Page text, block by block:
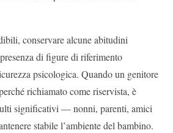
conservare alcune abitudini
di figure di riferimento
psicologica. Quando un genitore
richiamato come riservista, è
significativi — nonni, parenti, amici
stabile l’ambiente del bambino.